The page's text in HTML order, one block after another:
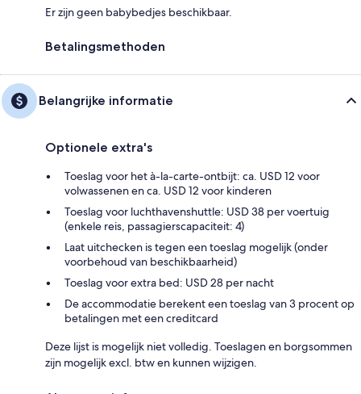
Er zijn geen babybedjes beschikbaar.
Betalingsmethoden
Belangrijke informatie
Optionele extra's
Toeslag voor het à-la-carte-ontbijt: ca. USD 12 voor
volwassenen en ca. USD 12 voor kinderen
Toeslag voor luchthavenshuttle: USD 38 per voertuig
(enkele reis, passagierscapaciteit: 4)
Laat uitchecken is tegen een toeslag mogelijk (onder
voorbehoud van beschikbaarheid)
Toeslag voor extra bed: USD 28 per nacht
De accommodatie berekent een toeslag van 3 procent op
betalingen met een creditcard
Deze lijst is mogelijk niet volledig. Toeslagen en borgsommen
zijn mogelijk excl. btw en kunnen wijzigen.